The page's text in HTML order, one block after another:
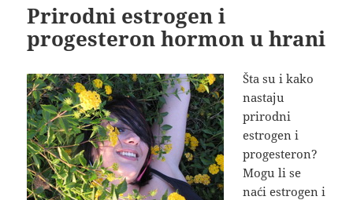
Prirodni estrogen i
progesteron hormon u hrani
Šta su i kako
nastaju
prirodni
estrogen i
progesteron?
Mogu li se
naći estrogen i